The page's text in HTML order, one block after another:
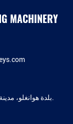
MACHINERY
بلدة هوانغلو، مدينة تشينغجو، فايفانغ، مقاطعة شاندونغ، الصين.